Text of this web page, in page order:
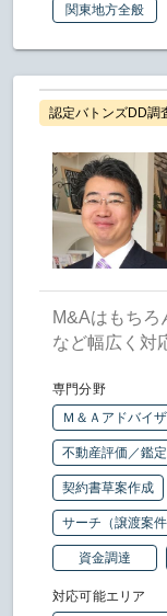
関東地方全般
認定バトンズDD調
M&Aはもちろ
など幅広く対
専門分野
Ｍ＆Ａアドバイ
不動産評価／鑑定
契約書草案作成
サーチ（譲渡案件
資金調達
対応可能エリア